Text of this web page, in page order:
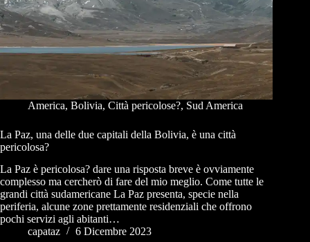
America, Bolivia, Città pericolose?, Sud America
La Paz, una delle due capitali della Bolivia, è una città
pericolosa?
La Paz è pericolosa? dare una risposta breve è ovviamente
complesso ma cercherò di fare del mio meglio. Come tutte le
grandi città sudamericane La Paz presenta, specie nella
periferia, alcune zone prettamente residenziali che offrono
pochi servizi agli abitanti…
capataz
6 Dicembre 2023